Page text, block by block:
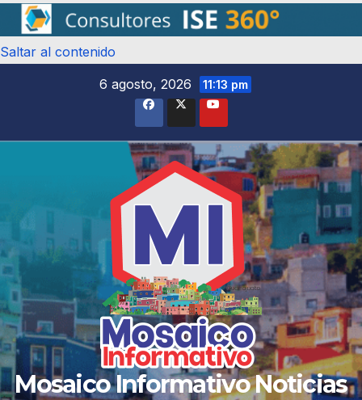
Saltar al contenido
6 agosto, 2026
11:13 pm
Mosaico Informativo Noticias